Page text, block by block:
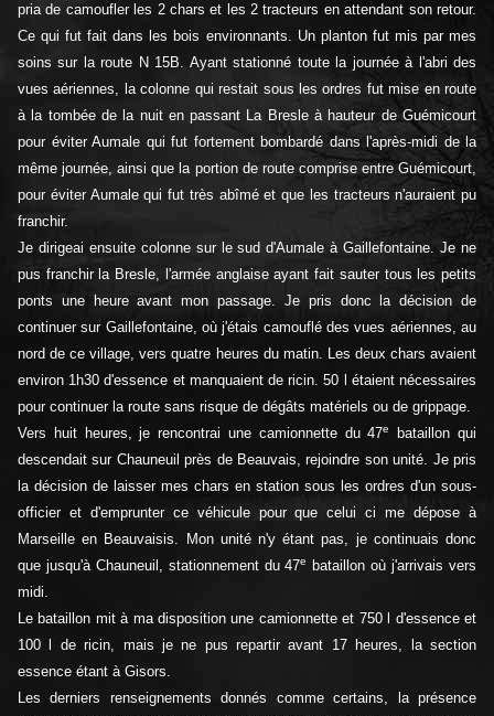
pria de camoufler les 2 chars et les 2 tracteurs en attendant son retour.
Ce qui fut fait dans les bois environnants. Un planton fut mis par mes
soins sur la route N 15B. Ayant stationné toute la journée à l'abri des
vues aériennes, la colonne qui restait sous les ordres fut mise en route
à la tombée de la nuit en passant La Bresle à hauteur de Guémicourt
pour éviter Aumale qui fut fortement bombardé dans l'après-midi de la
même journée, ainsi que la portion de route comprise entre Guémicourt,
pour éviter Aumale qui fut très abîmé et que les tracteurs n'auraient pu
franchir.
Je dirigeai ensuite colonne sur le sud d'Aumale à Gaillefontaine. Je ne
pus franchir la Bresle, l'armée anglaise ayant fait sauter tous les petits
ponts une heure avant mon passage. Je pris donc la décision de
continuer sur Gaillefontaine, où j'étais camouflé des vues aériennes, au
nord de ce village, vers quatre heures du matin. Les deux chars avaient
environ 1h30 d'essence et manquaient de ricin. 50 l étaient nécessaires
pour continuer la route sans risque de dégâts matériels ou de grippage.
Vers huit heures, je rencontrai une camionnette du 47e
bataillon qui
descendait sur Chauneuil près de Beauvais, rejoindre son unité. Je pris
la décision de laisser mes chars en station sous les ordres d'un sous-
officier et d'emprunter ce véhicule pour que celui ci me dépose à
Marseille en Beauvaisis. Mon unité n'y étant pas, je continuais donc
que jusqu'à Chauneuil, stationnement du 47e
bataillon où j'arrivais vers
midi.
Le bataillon mit à ma disposition une camionnette et 750 l d'essence et
100 l de ricin, mais je ne pus repartir avant 17 heures, la section
essence étant à Gisors.
Les derniers renseignements donnés comme certains, la présence